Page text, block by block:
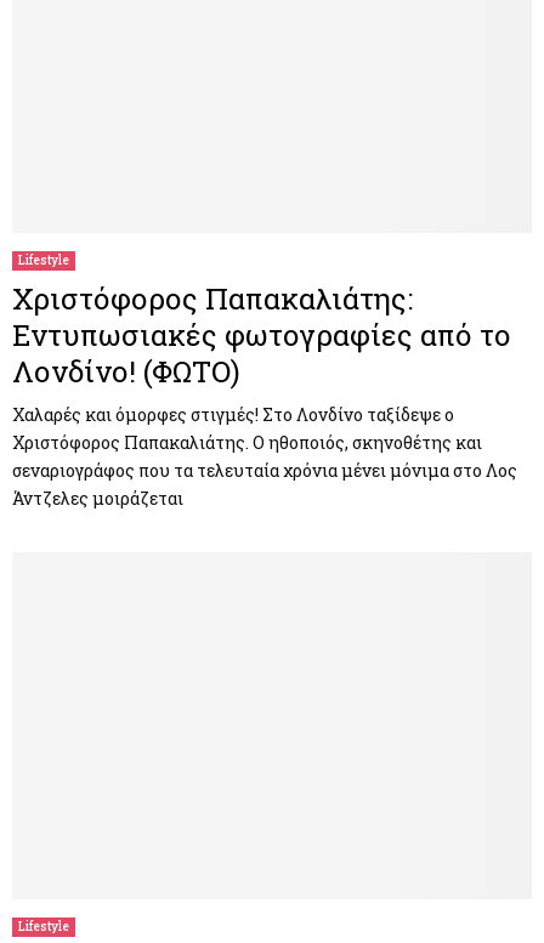
Lifestyle
Χριστόφορος Παπακαλιάτης:
Εντυπωσιακές φωτογραφίες από το
Λονδίνο! (ΦΩΤΟ)
Χαλαρές και όμορφες στιγμές! Στο Λονδίνο ταξίδεψε ο
Χριστόφορος Παπακαλιάτης. Ο ηθοποιός, σκηνοθέτης και
σεναριογράφος που τα τελευταία χρόνια μένει μόνιμα στο Λος
Άντζελες μοιράζεται
Lifestyle